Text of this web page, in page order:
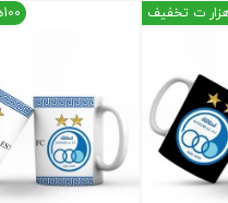
100هزار ت تخفیف